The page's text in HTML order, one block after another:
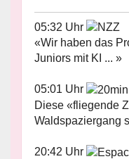
05:32 Uhr
«Wir haben das
Juniors mit KI ... »
05:01 Uhr
Diese «fliegende
Waldspaziergang
20:42 Uhr